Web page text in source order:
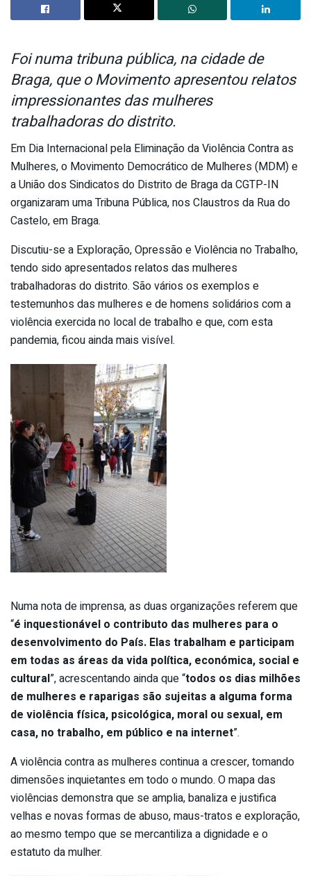
Foi numa tribuna pública, na cidade de
Braga, que o Movimento apresentou relatos
impressionantes das mulheres
trabalhadoras do distrito.
Em Dia Internacional pela Eliminação da Violência Contra as
Mulheres, o Movimento Democrático de Mulheres (MDM) e
a União dos Sindicatos do Distrito de Braga da CGTP-IN
organizaram uma Tribuna Pública, nos Claustros da Rua do
Castelo, em Braga.
Discutiu-se a Exploração, Opressão e Violência no Trabalho,
tendo sido apresentados relatos das mulheres
trabalhadoras do distrito. São vários os exemplos e
testemunhos das mulheres e de homens solidários com a
violência exercida no local de trabalho e que, com esta
pandemia, ficou ainda mais visível.
Numa nota de imprensa, as duas organizações referem que
“é inquestionável o contributo das mulheres para o
desenvolvimento do País. Elas trabalham e participam
em todas as áreas da vida política, económica, social e
cultural”, acrescentando ainda que “todos os dias milhões
de mulheres e raparigas são sujeitas a alguma forma
de violência física, psicológica, moral ou sexual, em
casa, no trabalho, em público e na internet”.
A violência contra as mulheres continua a crescer, tomando
dimensões inquietantes em todo o mundo. O mapa das
violências demonstra que se amplia, banaliza e justifica
velhas e novas formas de abuso, maus-tratos e exploração,
ao mesmo tempo que se mercantiliza a dignidade e o
estatuto da mulher.